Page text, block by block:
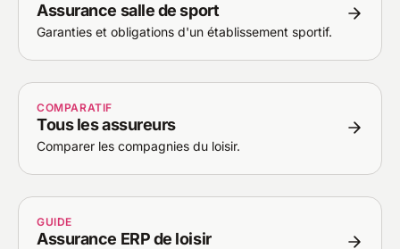
Assurance salle de sport
Garanties et obligations d'un établissement sportif.
COMPARATIF
Tous les assureurs
Comparer les compagnies du loisir.
GUIDE
Assurance ERP de loisir